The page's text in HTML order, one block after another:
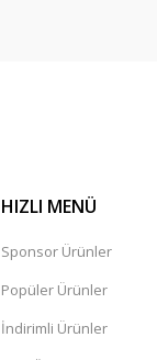
HIZLI MENÜ
Sponsor Ürünler
Popüler Ürünler
İndirimli Ürünler